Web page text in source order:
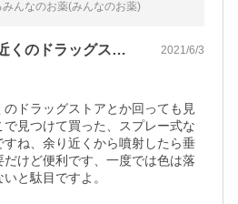
んなのお薬(みんなのお薬)
以前から使ってて、近くのドラッグストア… 2021/6/3
ドラッグストアとか回っても見
見つけて買った、スプレー式な
ね、余り近くから噴射したら垂
けど便利です、一度では色は落
と駄目ですよ。